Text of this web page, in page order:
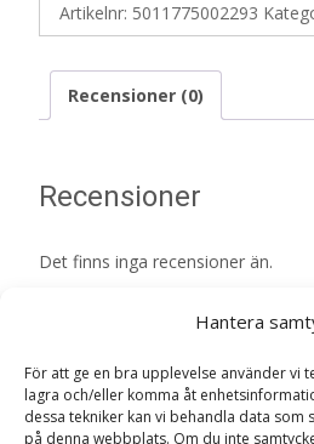
Hantera
För att ge en bra upplevelse använder vi
lagra och/eller komma åt
dessa tekniker kan vi behandla data som
på denna webbplats. Om du inte
Artikelnr: 5011775002293
Recensioner (0)
Recensioner
Det finns inga recensioner än.
Bli först med att
Din e-postadress kommer inte
är märkta*